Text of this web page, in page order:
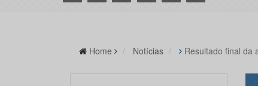
Home Notícias Resultado final da